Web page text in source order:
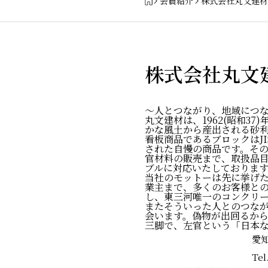
株式会社丸文
〜人とつながり、地域につ
丸文建材は、1962(昭和37)
かな風土から産出される砂
看板商品であるブロックは
された自慢の商品です。そ
官材料の販売まで、取扱品
ブルに対応いたしております
当社のモットーは先に挙げ
業主まで、多くのお客様と
し、東三河唯一のコンクリ
またそういった人とのつな
会います。偽物が出回るか
三脚で、左官という「日本
愛